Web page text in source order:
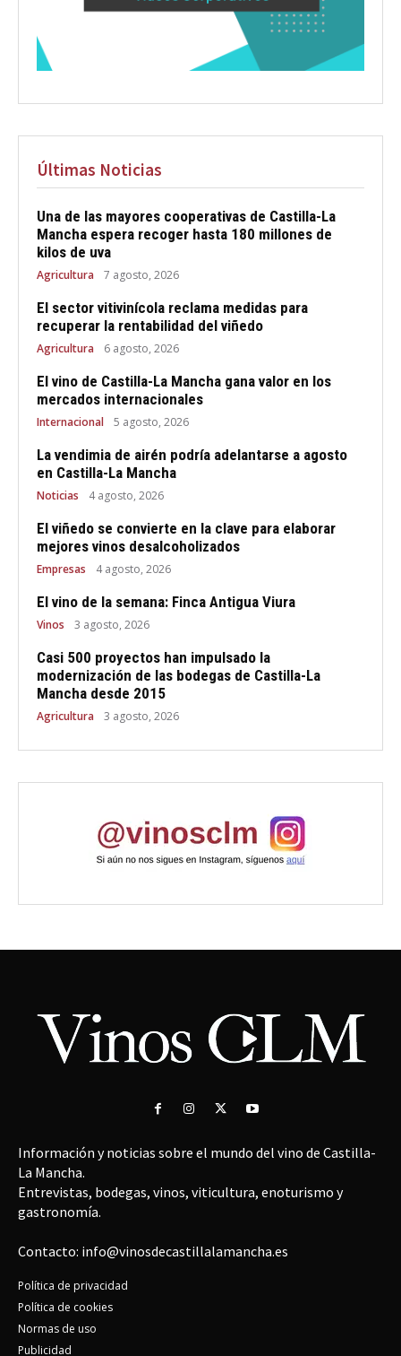
Últimas Noticias
Una de las mayores cooperativas de Castilla-La
Mancha espera recoger hasta 180 millones de
kilos de uva
Agricultura 7 agosto, 2026
El sector vitivinícola reclama medidas para
recuperar la rentabilidad del viñedo
Agricultura 6 agosto, 2026
El vino de Castilla-La Mancha gana valor en los
mercados internacionales
Internacional 5 agosto, 2026
La vendimia de airén podría adelantarse a agosto
en Castilla-La Mancha
Noticias 4 agosto, 2026
El viñedo se convierte en la clave para elaborar
mejores vinos desalcoholizados
Empresas 4 agosto, 2026
El vino de la semana: Finca Antigua Viura
Vinos 3 agosto, 2026
Casi 500 proyectos han impulsado la
modernización de las bodegas de Castilla-La
Mancha desde 2015
Agricultura 3 agosto, 2026
Información y noticias sobre el mundo del vino de Castilla-
La Mancha.
Entrevistas, bodegas, vinos, viticultura, enoturismo y
gastronomía.
Contacto: info@vinosdecastillalamancha.es
Política de privacidad
Política de cookies
Normas de uso
Publicidad